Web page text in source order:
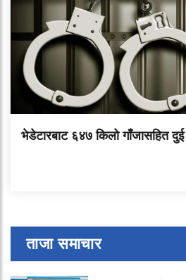
भेडेटारबाट ६४७ किलो गाँजासहित
ताजा समाचार